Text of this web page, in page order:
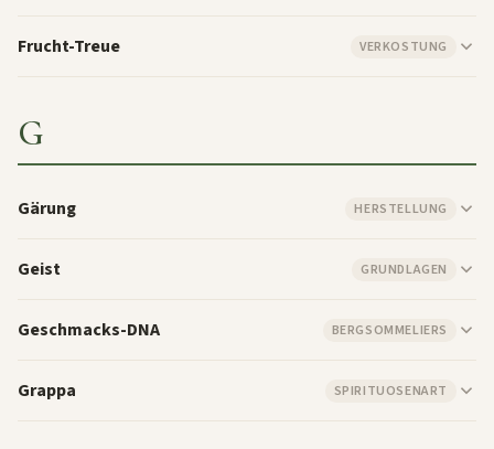
Frucht-Treue VERKOSTUNG
G
Gärung HERSTELLUNG
Geist GRUNDLAGEN
Geschmacks-DNA BERGSOMMELIERS
Grappa SPIRITUOSENART